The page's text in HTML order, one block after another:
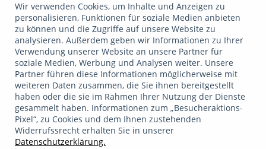
passiver Fonds (Indexfonds). Empirische
Performanceanalysen, die zu einem anderen Ergebnis
gelangen, basieren auf einem Messfehler.“ William F.
Sharpe: The Arithmetic of Active Management, Financial
Analysts Journal 1991 (sinngemäß übersetzt) Auf die Frage
„Fahren Sie besser Auto als der Durchschnitt?“ antwortet die
weit…
Weiterlesen
Datenschutzerklärung/Impressum
Wir verwenden Cookies, um Inhalte und Anzeigen zu
personalisieren, Funktionen für soziale Medien anbieten
zu können und die Zugriffe auf unsere Website zu
analysieren. Außerdem geben wir Informationen zu Ihrer
Verwendung unserer Website an unsere Partner für
soziale Medien, Werbung und Analysen weiter. Unsere
Partner führen diese Informationen möglicherweise mit
weiteren Daten zusammen, die Sie ihnen bereitgestellt
haben oder die sie im Rahmen Ihrer Nutzung der Dienste
gesammelt haben. Informationen zum „Besucheraktions-
Pixel“, zu Cookies und dem Ihnen zustehenden
Widerrufssrecht erhalten Sie in unserer
Datenschutzerklärung.